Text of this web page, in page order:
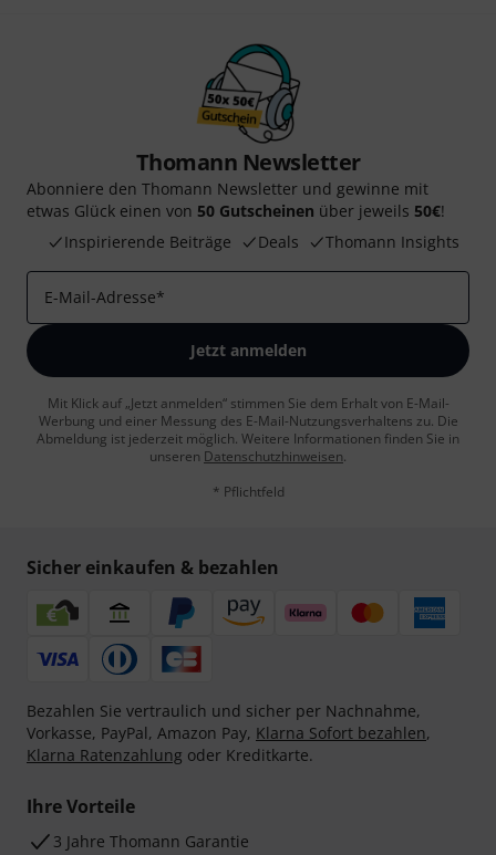
Thomann Newsletter
Abonniere den Thomann Newsletter und gewinne mit
etwas Glück einen von 50 Gutscheinen über jeweils 50€!
Inspirierende Beiträge
Deals Thomann Insights
E-Mail-Adresse*
Jetzt anmelden
Mit Klick auf „Jetzt anmelden“ stimmen Sie dem Erhalt von E-Mail-
Werbung und einer Messung des E-Mail-Nutzungsverhaltens zu. Die
Abmeldung ist jederzeit möglich. Weitere Informationen finden Sie in
unseren Datenschutzhinweisen.
* Pflichtfeld
Sicher einkaufen & bezahlen
Bezahlen Sie vertraulich und sicher per Nachnahme,
Vorkasse, PayPal, Amazon Pay, Klarna Sofort bezahlen,
Klarna Ratenzahlung oder Kreditkarte.
Ihre Vorteile
3 Jahre Thomann Garantie